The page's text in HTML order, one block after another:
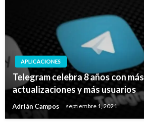
APLICACIONES
Telegram celebra 8 años con más
actualizaciones y más usuarios
Adrián Campos septiembre 1, 2021